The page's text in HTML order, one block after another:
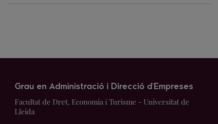
Grau en Administració i Direcció d'Empreses
Facultat de Dret, Economia i Turisme - Universitat de
Lleida